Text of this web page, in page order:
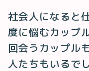
社会人になると
度に悩むカップ
回会うカップル
人たちもいるで